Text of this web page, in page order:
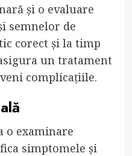
și o evaluare
semnelor de
corect și la timp
un tratament
complicațiile.
o examinare
simptomele și